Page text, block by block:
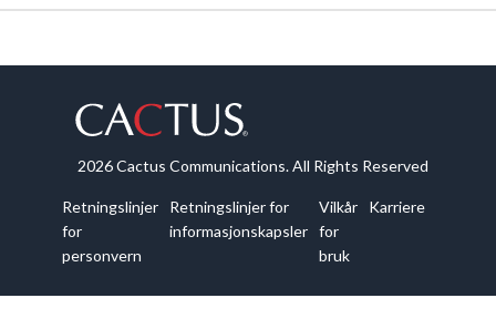
2026 Cactus Communications. All Rights Reserved
Retningslinjer
for
personvern
Retningslinjer for
informasjonskapsler
Vilkår
for
bruk
Karriere